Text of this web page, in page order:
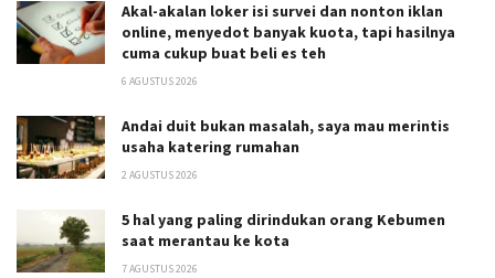
Akal-akalan loker isi survei dan nonton iklan
online, menyedot banyak kuota, tapi hasilnya
cuma cukup buat beli es teh
6 AGUSTUS 2026
Andai duit bukan masalah, saya mau merintis
usaha katering rumahan
2 AGUSTUS 2026
5 hal yang paling dirindukan orang Kebumen
saat merantau ke kota
7 AGUSTUS 2026